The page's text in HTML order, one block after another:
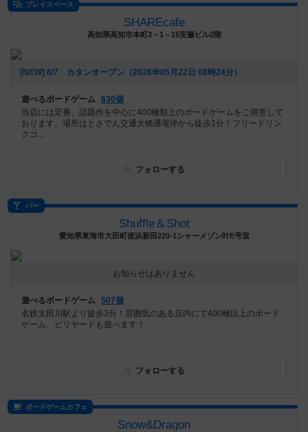
プレイスペース
SHAREcafe
高知県高知市本町2－1－15安藤ビル2階
[NEW] 6/7 カタンオープン（2026年05月22日 08時24分）
遊べるボードゲーム 630個
当店には定番、話題作を中心に400種類上のボードゲームをご用意して
おります。場所はとさでん交通大橋通電停から徒歩1分！フリードリン
クコ...
フォローする
バー
Shuffle＆Shot
愛知県東海市大田町後浜新田220-1シャーメゾン叶E号室
お知らせはありません
遊べるボードゲーム 507個
名鉄太田川駅より徒歩3分！雰囲気のある店内にて400種以上のボード
ゲーム、ビリヤードも遊べます！
フォローする
ボードゲームカフェ
Snow&Dragon